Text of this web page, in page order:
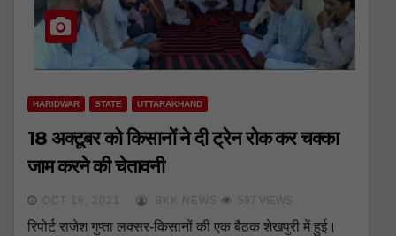
HARIDWAR STATE UTTARAKHAND
18 अक्टूबर को किसानों ने दी ट्रेन रोक कर चक्का
जाम करने की चेतावनी
OCT 16, 2021 BKK NEWS 597 VIEWS
रिपोर्ट राजेश गुप्ता लक्सर-किसानों की एक बैठक शेखपुरी में हुई।